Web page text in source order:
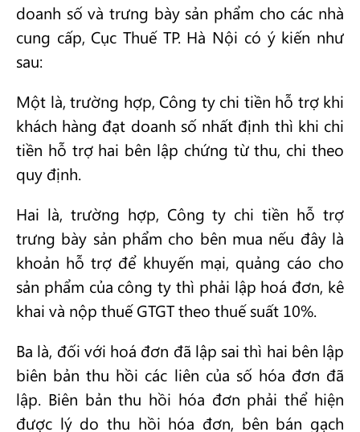
doanh số và trưng bày sản phẩm cho các nhà
cung cấp, Cục Thuế TP. Hà Nội có ý kiến như
sau:
Một là, trường hợp, Công ty chi tiền hỗ trợ khi
khách hàng đạt doanh số nhất định thì khi chi
tiền hỗ trợ hai bên lập chứng từ thu, chi theo
quy định.
Hai là, trường hợp, Công ty chi tiền hỗ trợ
trưng bày sản phẩm cho bên mua nếu đây là
khoản hỗ trợ để khuyến mại, quảng cáo cho
sản phẩm của công ty thì phải lập hoá đơn, kê
khai và nộp thuế GTGT theo thuế suất 10%.
Ba là, đối với hoá đơn đã lập sai thì hai bên lập
biên bản thu hồi các liên của số hóa đơn đã
lập. Biên bản thu hồi hóa đơn phải thể hiện
được lý do thu hồi hóa đơn, bên bán gạch